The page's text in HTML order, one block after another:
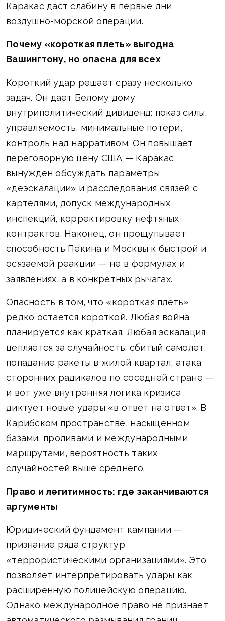
Каракас даст слабину в первые дни
воздушно-морской операции.
Почему «короткая плеть» выгодна
Вашингтону, но опасна для всех
Короткий удар решает сразу несколько
задач. Он дает Белому дому
внутриполитический дивиденд: показ силы,
управляемость, минимальные потери,
контроль над нарративом. Он повышает
переговорную цену США — Каракас
вынужден обсуждать параметры
«деэскалации» и расследования связей с
картелями, допуск международных
инспекций, корректировку нефтяных
контрактов. Наконец, он прощупывает
способность Пекина и Москвы к быстрой и
осязаемой реакции — не в формулах и
заявлениях, а в конкретных рычагах.
Опасность в том, что «короткая плеть»
редко остается короткой. Любая война
планируется как краткая. Любая эскалация
цепляется за случайность: сбитый самолет,
попадание ракеты в жилой квартал, атака
сторонних радикалов по соседней стране —
и вот уже внутренняя логика кризиса
диктует новые удары «в ответ на ответ». В
Карибском пространстве, насыщенном
базами, проливами и международными
маршрутами, вероятность таких
случайностей выше среднего.
Право и легитимность: где заканчиваются
аргументы
Юридический фундамент кампании —
признание ряда структур
«террористическими организациями». Это
позволяет интерпретировать удары как
расширенную полицейскую операцию.
Однако международное право не признает